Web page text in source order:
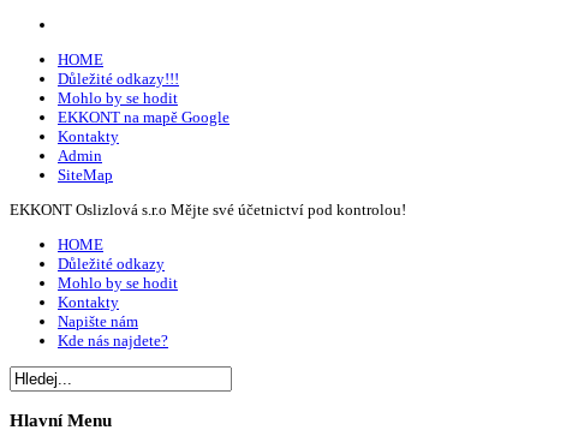
HOME
Důležité odkazy!!!
Mohlo by se hodit
EKKONT na mapě Google
Kontakty
Admin
SiteMap
EKKONT Oslizlová s.r.o Mějte své účetnictví pod kontrolou!
HOME
Důležité odkazy
Mohlo by se hodit
Kontakty
Napište nám
Kde nás najdete?
HlavníMenu